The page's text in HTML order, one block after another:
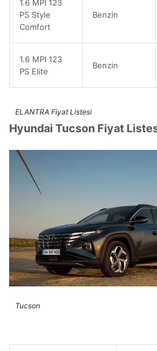
1.6 MPI 123
PS Style
Comfort
Benzin
1.6 MPI 123
PS Elite
Benzin
ELANTRA Fiyat Listesi
Hyundai Tucson Fiyat
Tucson